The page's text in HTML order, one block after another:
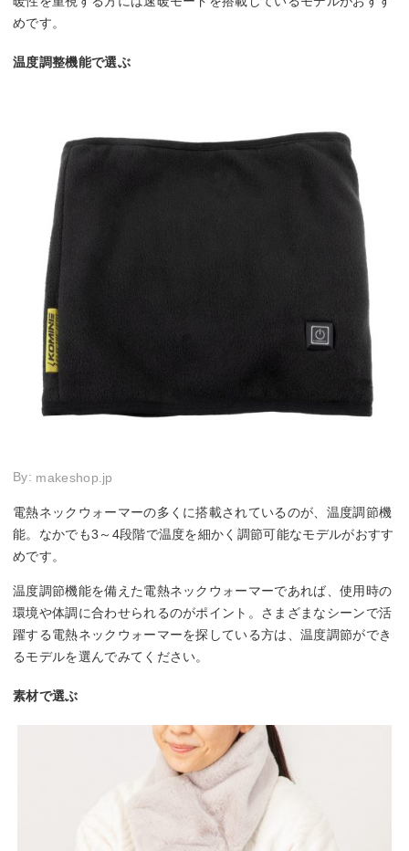
めです。
温度調整機能で選ぶ
By: makeshop.jp
電熱ネックウォーマーの多くに搭載されているのが、温度調節機
能。なかでも3～4段階で温度を細かく調節可能なモデルがおすす
めです。
温度調節機能を備えた電熱ネックウォーマーであれば、使用時の
環境や体調に合わせられるのがポイント。さまざまなシーンで活
躍する電熱ネックウォーマーを探している方は、温度調節ができ
るモデルを選んでみてください。
素材で選ぶ